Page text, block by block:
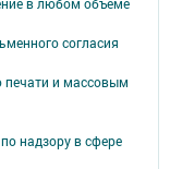
согласия
печати и массовым
надзору в сфере